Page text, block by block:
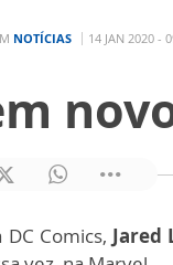
NOTÍCIAS 14 JAN 2020 -
DC Comics, Jared